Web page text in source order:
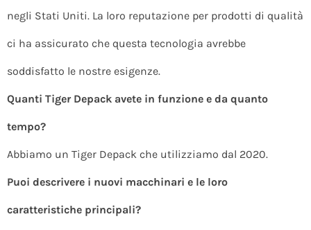
negli Stati Uniti. La loro reputazione per prodotti di qualità
ci ha assicurato che questa tecnologia avrebbe
soddisfatto le nostre esigenze.
Quanti Tiger Depack avete in funzione e da quanto
tempo?
Abbiamo un Tiger Depack che utilizziamo dal 2020.
Puoi descrivere i nuovi macchinari e le loro
caratteristiche principali?